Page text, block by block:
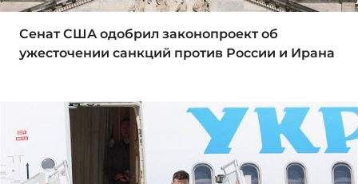
Сенат США одобрил законопроект об
ужесточении санкций против России и Ирана